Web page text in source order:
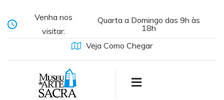
Venha nos
visitar:
Quarta a Domingo das 9h às
18h
Veja Como Chegar